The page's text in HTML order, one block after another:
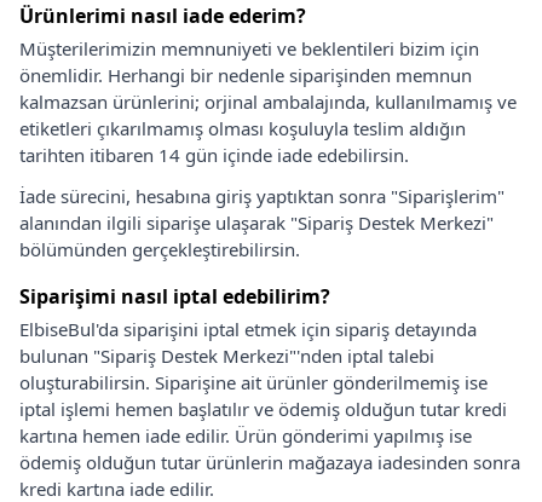
Ürünlerimi nasıl iade ederim?
Müşterilerimizin memnuniyeti ve beklentileri bizim için
önemlidir. Herhangi bir nedenle siparişinden memnun
kalmazsan ürünlerini; orjinal ambalajında, kullanılmamış ve
etiketleri çıkarılmamış olması koşuluyla teslim aldığın
tarihten itibaren 14 gün içinde iade edebilirsin.
İade sürecini, hesabına giriş yaptıktan sonra "Siparişlerim"
alanından ilgili siparişe ulaşarak "Sipariş Destek Merkezi"
bölümünden gerçekleştirebilirsin.
Siparişimi nasıl iptal edebilirim?
ElbiseBul'da siparişini iptal etmek için sipariş detayında
bulunan "Sipariş Destek Merkezi"'nden iptal talebi
oluşturabilirsin. Siparişine ait ürünler gönderilmemiş ise
iptal işlemi hemen başlatılır ve ödemiş olduğun tutar kredi
kartına hemen iade edilir. Ürün gönderimi yapılmış ise
ödemiş olduğun tutar ürünlerin mağazaya iadesinden sonra
kredi kartına iade edilir.